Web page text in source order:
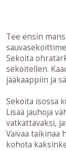
Tee ensin
Sekoita
sekoitellen.
jääkaappiin ja
Sekoita isossa
Lisää jauhoja
vatkattavaksi,
Vaivaa taikinaa
kohota